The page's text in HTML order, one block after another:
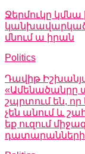
Ջերմուկը կմնա
մնում ա իրան
Politics
Դավիթ
«Ամենածանրը
շպրտում են, որ
չեն անում և
եք ուզում